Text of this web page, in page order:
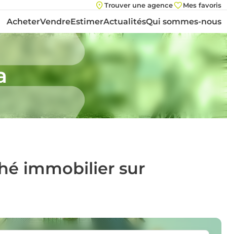
Trouver une agence Mes favoris
AcheterVendreEstimerActualitésQui sommes-nous
immobilier sur